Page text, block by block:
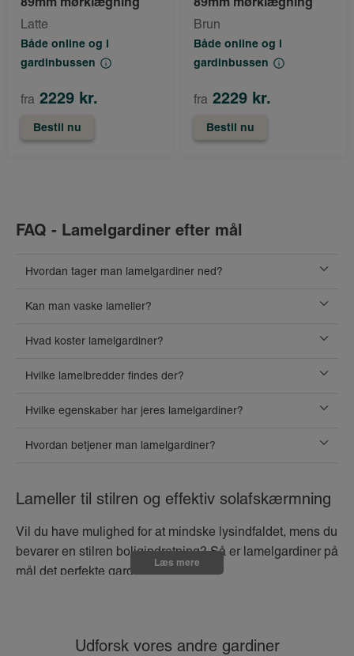
Latte
Både online og i
gardinbussen
fra 2229 kr.
Bestil nu
Brun
Både online og i
gardinbussen
fra 2229 kr.
Bestil nu
Udforsk vores andre gardiner
Lameller til stilren og effektiv solafskærmning
Vil du have mulighed for at mindske lysindfaldet, mens du
bevarer en stilren boligindretning? Så er lamelgardiner på
mål det perfekte gardinvalg!
regulere mængden af sollys, der strømmer ind i rummet.
FAQ - Lamelgardiner efter mål
Hvordan tager man lamelgardiner ned?
Kan man vaske lameller?
Hvad koster lamelgardiner?
Hvilke lamelbredder findes der?
Hvilke egenskaber har jeres lamelgardiner?
Hvordan betjener man lamelgardiner?
Læs mere